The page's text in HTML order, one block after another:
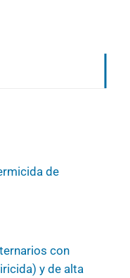
de
con
y de alta